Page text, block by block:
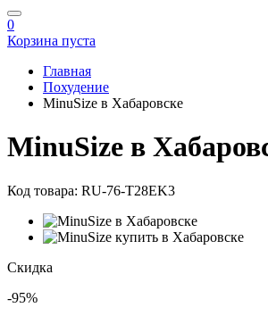
0
Корзина пуста
Главная
Похудение
MinuSize в Хабаровске
MinuSize в
Код товара: RU-76-T28EK3
Скидка
-95%